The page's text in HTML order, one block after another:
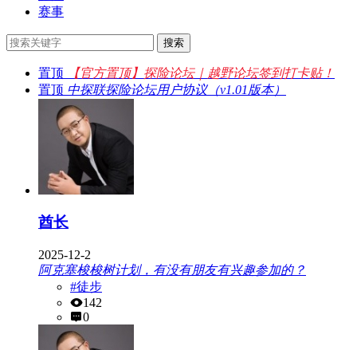
赛事
置顶
【官方置顶】探险论坛｜越野论坛签到打卡贴！
置顶 中探联探险论坛用户协议（v1.01版本）
酋长
2025-12-2
阿克塞梭梭树计划，有没有朋友有兴趣参加的？
#徒步
142
0